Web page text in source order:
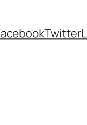
Twitter